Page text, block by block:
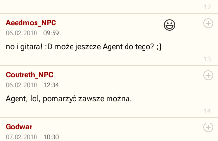
12
06.02.2010 09:59
😃
13
Aeedmos_NPC
no i gitara! :D może jeszcze Agent do tego? ;]
06.02.2010 12:34
14
Coutreth_NPC
Agent, lol, pomarzyć zawsze można.
07.02.2010 10:30
Godwar